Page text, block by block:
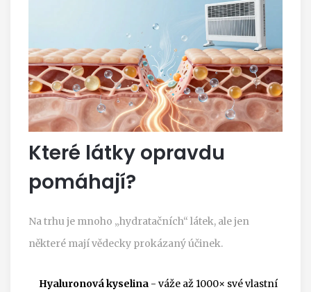
Které látky opravdu
pomáhají?
Na trhu je mnoho „hydratačních“ látek, ale jen
některé mají vědecky prokázaný účinek.
Hyaluronová kyselina - váže až 1000× své vlastní